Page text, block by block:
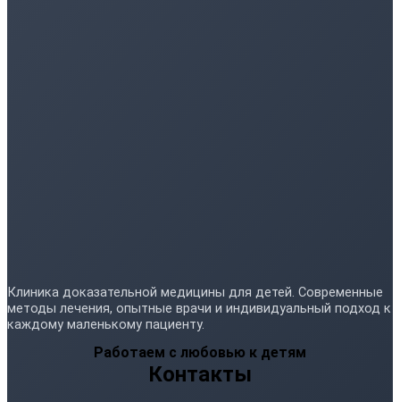
Клиника доказательной медицины для детей. Современные
методы лечения, опытные врачи и индивидуальный подход к
каждому маленькому пациенту.
Работаем с любовью к детям
Контакты